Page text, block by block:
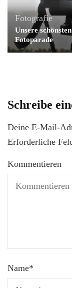
Fotografie
Unsere
Fotoparade
Schreibe
Deine E-Mail-
Erforderliche
Kommentieren
Name*